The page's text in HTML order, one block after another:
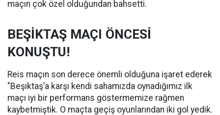
maçın çok özel olduğundan bahsetti.
BEŞİKTAŞ MAÇI ÖNCESİ
KONUŞTU!
Reis maçın son derece önemli olduğuna işaret ederek
"Beşiktaş’a karşı kendi sahamızda oynadığımız ilk
maçı iyi bir performans göstermemize rağmen
kaybetmiştik. O maçta geçiş oyunlarından iki gol yedik.